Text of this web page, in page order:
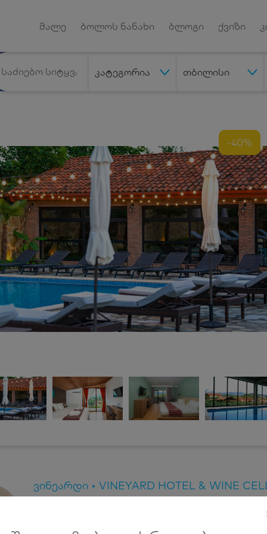
მალე ბოლოს ნანახი ბლოგი ქვიზი
კატეგორია თბილისი
-40%
ვინეარდი • VINEYARD HOTEL & WINE